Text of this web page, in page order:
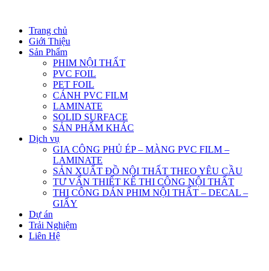
Trang chủ
Giới Thiệu
Sản Phẩm
PHIM NỘI THẤT
PVC FOIL
PET FOIL
CÁNH PVC FILM
LAMINATE
SOLID SURFACE
SẢN PHẨM KHÁC
Dịch vụ
GIA CÔNG PHỦ ÉP – MÀNG PVC FILM –
LAMINATE
SẢN XUẤT ĐỒ NỘI THẤT THEO YÊU CẦU
TƯ VẤN THIẾT KẾ THI CÔNG NỘI THẤT
THI CÔNG DÁN PHIM NỘI THẤT – DECAL –
GIẤY
Dự án
Trải Nghiệm
Liên Hệ